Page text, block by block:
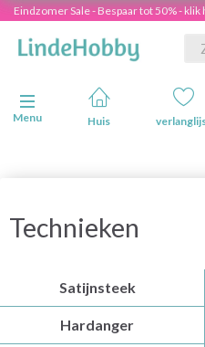
Eindzomer Sale - Bespaar tot 50% - klik
Navigatie in-/uitschakelen
Menu
Huis
Technieken
Satijnsteek
Hardanger